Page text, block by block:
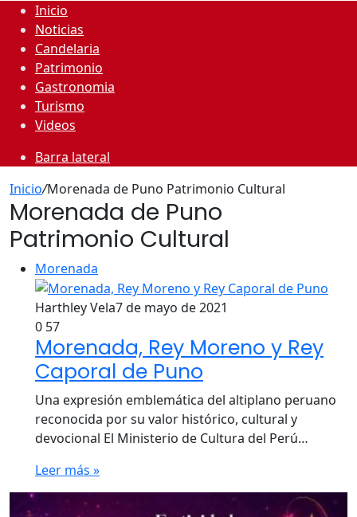
Inicio
Noticias
Candelaria
Patrimonio
Gastronomia
Turismo
Videos
Barra lateral
Inicio/Morenada de Puno Patrimonio Cultural
Morenada de Puno
Patrimonio Cultural
Morenada
Harthley Vela7 de mayo de 2021
0 57
Morenada, Rey Moreno y Rey
Caporal de Puno
Una expresión emblemática del altiplano peruano
reconocida por su valor histórico, cultural y
devocional El Ministerio de Cultura del Perú…
Leer más »